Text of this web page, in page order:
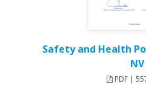
Safety and Health
NV
PDF |